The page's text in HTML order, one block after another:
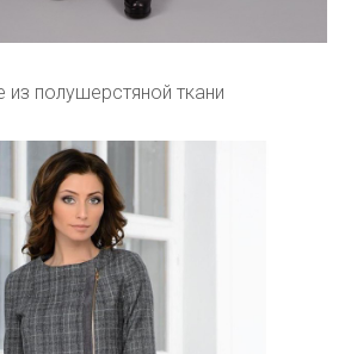
из полушерстяной ткани